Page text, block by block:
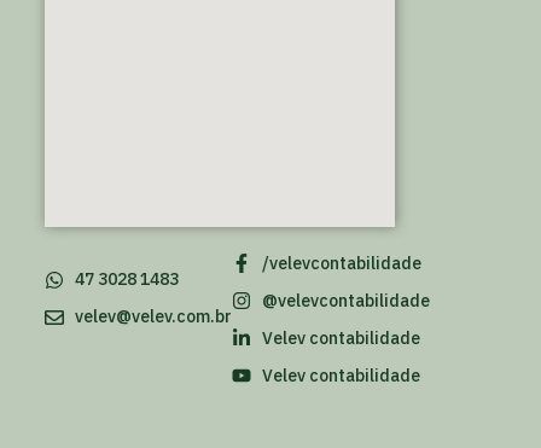
/velevcontabilidade
@velevcontabilidade
Velev contabilidade
Velev contabilidade
47 3028 1483
velev@velev.com.br